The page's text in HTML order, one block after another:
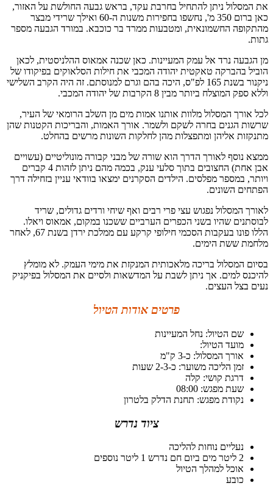
את המסלול ניתן להתחיל בחרבת עקד, בראש גבעה החולשת על האזור,
כאן ברום 350 מ', נחשפו בחפירות משנות ה-60 ואילך שרידי מבצר
מהתקופה החשמונאית, ומטבעות ממרד בר כוכבא. במורד הגבעה מספר
גתות.
מן הגבעה נרד אל עמק המעיינות. כאן שכנה אמאוס ההלניסטית, לכאן
הוביל בהברקה טאקטית יהודה המכבי את חילות הסלאוקים בפיקודו של
ניקנור בשנת 165 לפ"ס, היכה בהם וגרם למנוסתם. זה היה הקרב השלישי
וללא ספק המוצלח ביותר מבין 8 הקרבות של יהודה המכבי.
לכל אורך המסלול מלוות אותנו אמות מים מן השלב הרומאי של העיר,
שרשות הגנים בחרה לשקם ולשמר. אורך האמות, והבריכות הקטנות שהן
מתנקזות אליהן ומתפצלות מהן לחלקות השונות מרשים בהחלט.
ממצא נוסף לאורך הדרך הוא שורה של מבני קבורה מונוליטיים (עשויים
אבן אחת) החצובים בתוך סלעי ענק, בכמה מהם ניתן לזהות 4 קברים
ויותר, במספר מפלסים. הילדים הסקרנים ימצאו בוודאי עניין בזחילה דרך
הפתחים השונים.
לאורך המסלול נפגוש עצי פרי רבים ואף שיחי ורדים גדולים, שריד
לבוסתנים שהיו בשני הכפרים הערביים ששכנו במקום, אמאוס ויאלו.
הללו פונו בעקבות הסכמי חילופי קרקע עם ממלכת ירדן בשנת 67, לאחר
מלחמת ששת הימים.
בסיום המסלול בריכה מלאכותית המנקזת את מימי העמק. לא מומלץ
להיכנס למים. אך ניתן לשבת על המדשאות ולסיים את המסלול בפיקניק
נעים בצל העצים.
פרטים אודות הטיול
שם הטיול: נחל המעיינות
מועד הטיול:
אורך המסלול: כ-3 ק"מ
זמן הליכה משוער: כ-2-3 שעות
דרגת קושי: קלה
שעת מפגש: 08:00
נקודת מפגש: תחנת הדלק בלטרון
ציוד נדרש
נעליים נוחות להליכה
2 ליטר מים ביום חם נדרש 1 ליטר נוספים
אוכל למהלך הטיול
כובע